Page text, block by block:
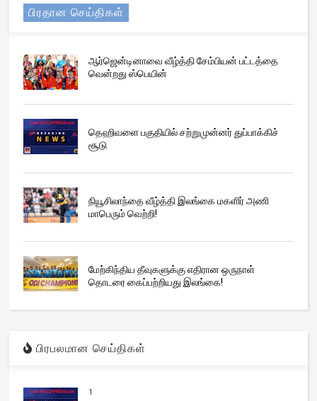
பிரதான செய்திகள்
ஆர்ஜென்டினாவை வீழ்த்தி சேம்பியன் பட்டத்தை
வென்றது ஸ்பெயின்
தெஹிவளை பகுதியில் சற்றுமுன்னர் துப்பாக்கிச்
சூடு
நியூசிலாந்தை வீழ்த்தி இலங்கை மகளிர் அணி
மாபெரும் வெற்றி!
மேற்கிந்திய தீவுகளுக்கு எதிரான ஒருநாள்
தொடரை கைப்பற்றியது இலங்கை!
பிரபலமான செய்திகள்
1